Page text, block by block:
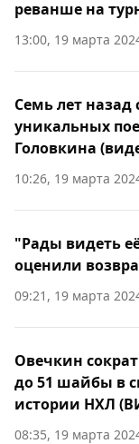
реванше на
13:00, 19 марта
Семь лет назад
уникальных
Головкина
10:26, 19 марта
"Рады видеть
оценили
09:21, 19 марта
Овечкин
до 51 шайбы в
истории НХЛ
08:35, 19 марта